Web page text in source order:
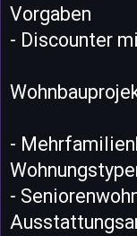
Vorgaben
- Discounter
-
-